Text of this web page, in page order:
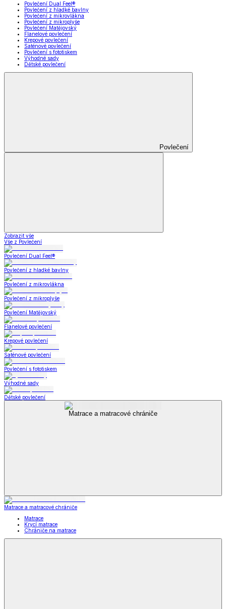
Povlečení Dual Feel®
Povlečení z hladké bavlny
Povlečení z mikrovlákna
Povlečení z mikroplyše
Povlečení Matějovský
Flanelové povlečení
Krepové povlečení
Saténové povlečení
Povlečení s fototiskem
Výhodné sady
Dětské povlečení
Povlečení
Zobrazit vše
Vše z Povlečení
Povlečení Dual Feel®
Povlečení z hladké bavlny
Povlečení z mikrovlákna
Povlečení z mikroplyše
Povlečení Matějovský
Flanelové povlečení
Krepové povlečení
Saténové povlečení
Povlečení s fototiskem
Výhodné sady
Dětské povlečení
Matrace a matracové chrániče
Matrace a matracové chrániče
Matrace
Krycí matrace
Chrániče na matrace